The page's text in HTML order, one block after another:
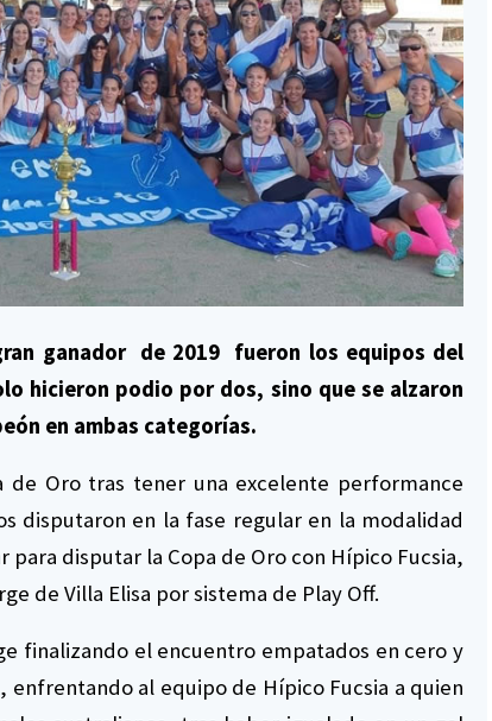
ganador de 2019 fueron los equipos del
hicieron podio por dos, sino que se alzaron
en ambas categorías.
de Oro tras tener una excelente performance
disputaron en la fase regular en la modalidad
disputar la Copa de Oro con Hípico Fucsia,
de Villa Elisa por sistema de Play Off.
finalizando el encuentro empatados en cero y
al equipo de Hípico Fucsia a quien